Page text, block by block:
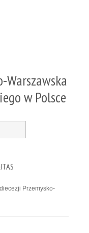
Warszawska
w Polsce
Przemysko-